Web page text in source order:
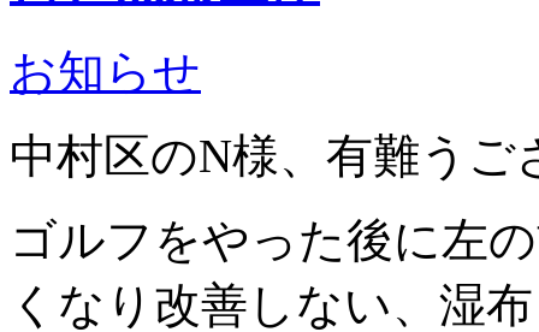
お知らせ
中村区のN様、有難うご
ゴルフをやった後に左
くなり改善しない、湿